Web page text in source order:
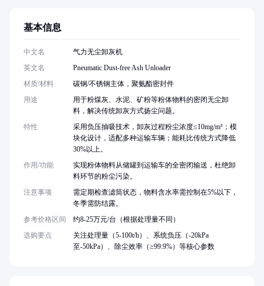
基本信息
中文名
气力无尘卸灰机
英文名
Pneumatic Dust-free Ash Unloader
材质/材料
碳钢/不锈钢主体，聚氨酯密封件
用途
用于粉煤灰、水泥、矿粉等粉体物料的密闭无尘卸
料，解决传统卸灰方式扬尘问题。
特性
采用负压抽吸技术，卸灰过程粉尘浓度≤10mg/m³；模
块化设计，适配多种运输车辆；能耗比传统方式降低
30%以上。
作用/功能
实现粉体物料从储罐到运输车的全密闭输送，杜绝卸
料环节的粉尘污染。
注意事项
需定期检查滤筒状态，物料含水率需控制在5%以下，
冬季需防结露。
参考价格区间
约8-25万元/台（根据处理量不同）
选购要点
关注处理量（5-100t/h）、系统负压（-20kPa
至-50kPa）、除尘效率（≥99.9%）等核心参数